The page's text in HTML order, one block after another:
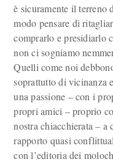
è sicuramente il terreno
modo pensare di
comprarlo e presidiarlo
non ci sogniamo
Quelli come noi
soprattutto di vicinanza
una passione – con i
propri amici – proprio
nostra chiacchierata –
rapporto quasi
con l’editoria dei